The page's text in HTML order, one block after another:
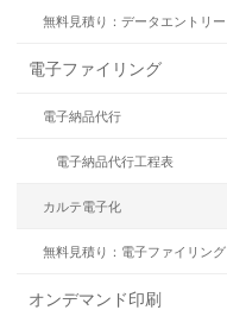
無料見積り：データエントリー
電子ファイリング
電子納品代行
電子納品代行工程表
カルテ電子化
無料見積り：電子ファイリング
オンデマンド印刷